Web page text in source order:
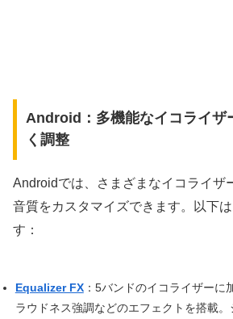
Android：多機能なイコライザ
く調整
Androidでは、さまざまなイコライザ
音質をカスタマイズできます。以下
す：
Equalizer FX：5バンドのイコライザーに
ラウドネス強調などのエフェクトを搭載